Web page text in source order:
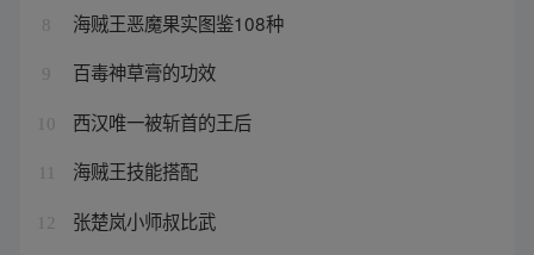
8 海贼王恶魔果实图鉴108种
9 百毒神草膏的功效
10 西汉唯一被斩首的王后
海贼王技能搭配
12 张楚岚小师叔比武